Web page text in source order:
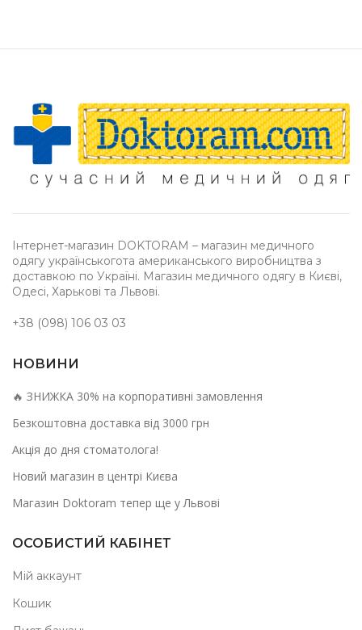
Інтернет-магазин DOKTORAM – магазин медичного
одягу українськогота американського виробництва з
доставкою по Україні. Магазин медичного одягу в Києві,
Одесі, Харькові та Львові.
+38 (098) 106 03 03
НОВИНИ
🔥 ЗНИЖКА 30% на корпоративні замовлення
Безкоштовна доставка від 3000 грн
Акція до дня стоматолога!
Новий магазин в центрі Києва
Магазин Doktoram тепер ще у Львові
ОСОБИСТИЙ КАБІНЕТ
Мій аккаунт
Кошик